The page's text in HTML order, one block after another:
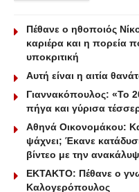
Πέθανε ο ηθοποιός
καριέρα και η πορεία
υποκριτική
Αυτή είναι η αιτία
Γιαννακόπουλος: «Το
πήγα και γύρισα
Αθηνά Οικονομάκου:
ψάχνει; Έκανε
βίντεο με την
ΕΚΤΑΚΤΟ: Πέθανε ο
Καλογερόπουλος